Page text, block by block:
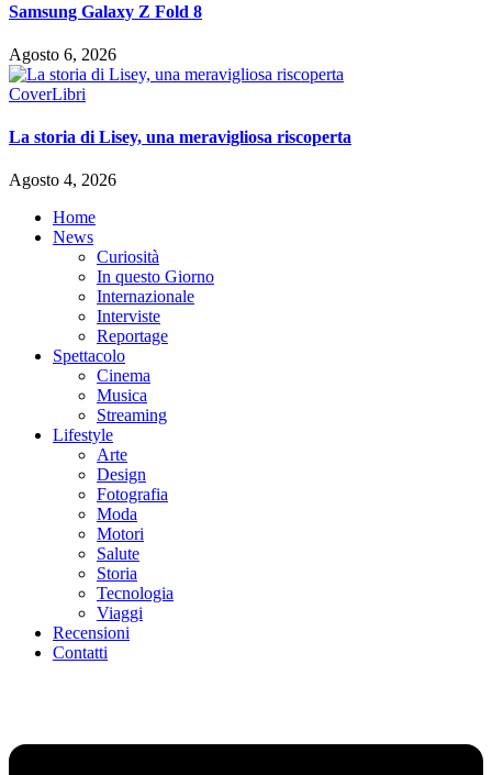
Samsung Galaxy Z Fold 8
Agosto 6, 2026
CoverLibri
La storia di Lisey, una meravigliosa riscoperta
Agosto 4, 2026
Home
News
Curiosità
In questo Giorno
Internazionale
Interviste
Reportage
Spettacolo
Cinema
Musica
Streaming
Lifestyle
Arte
Design
Fotografia
Moda
Motori
Salute
Storia
Tecnologia
Viaggi
Recensioni
Contatti